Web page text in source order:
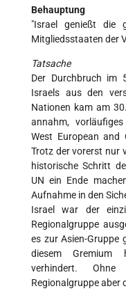
Behauptung
"Israel genießt die
Mitgliedsstaaten der
Tatsache
Der Durchbruch im
Israels aus den
Nationen kam am
annahm,
West European and
Trotz der vorerst nur
historische Schritt
UN ein Ende
Aufnahme in den
Israel war der
Regionalgruppe
es zur Asien-Gruppe
diesem Gremium
verhindert.
Regionalgruppe aber